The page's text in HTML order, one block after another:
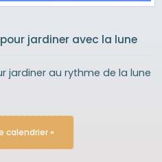
jardiner avec la lune
jardiner au rythme de la lune
calendrier »